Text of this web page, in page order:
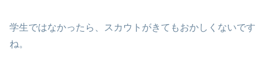
学生ではなかったら、スカウトがきてもおかしくないです
ね。